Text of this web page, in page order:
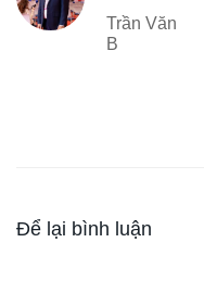
Trần Văn
B
Để lại bình luận